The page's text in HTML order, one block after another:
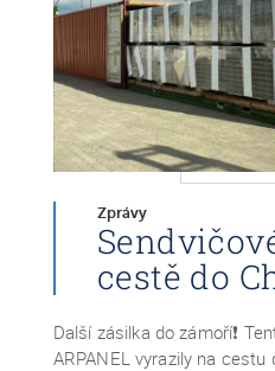
Zprávy
cestě do
Další zásilka do zámoří❗
ARPANEL vyrazily na